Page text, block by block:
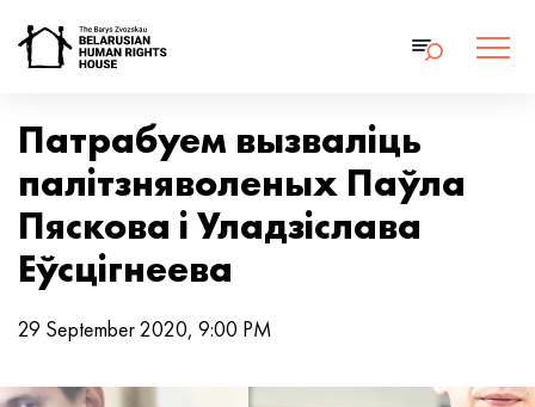
Патрабуем вызваліць
палітзняволеных Паўла
Пяскова і Уладзіслава
Еўсцігнеева
29 September 2020, 9:00 PM